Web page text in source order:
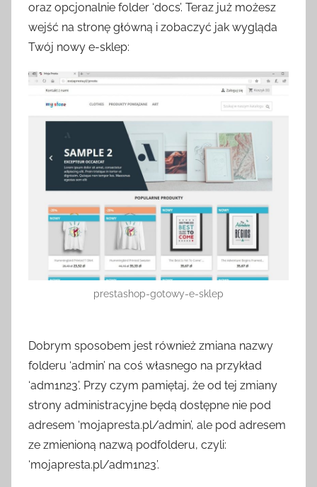
oraz opcjonalnie folder ‘docs’. Teraz już możesz
wejść na stronę główną i zobaczyć jak wygląda
Twój nowy e-sklep:
prestashop-gotowy-e-sklep
Dobrym sposobem jest również zmiana nazwy
folderu ‘admin’ na coś własnego na przykład
‘adm1n23’. Przy czym pamiętaj, że od tej zmiany
strony administracyjne będą dostępne nie pod
adresem ‘mojapresta.pl/admin’, ale pod adresem
ze zmienioną nazwą podfolderu, czyli:
‘mojapresta.pl/adm1n23’.